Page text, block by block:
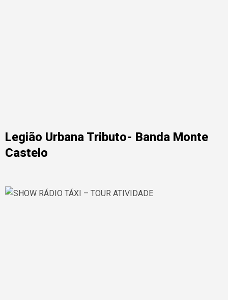
Legião Urbana Tributo- Banda Monte
Castelo